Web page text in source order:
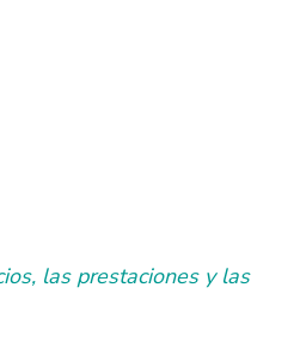
las prestaciones y las